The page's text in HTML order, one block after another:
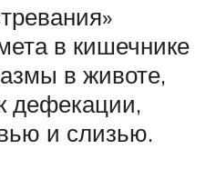
в кишечнике
в животе,
дефекации,
и слизью.